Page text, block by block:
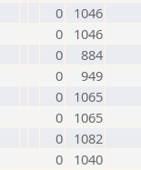
0
1046
0
1046
0
884
0
949
0
1065
0
1065
0
1082
0
1040